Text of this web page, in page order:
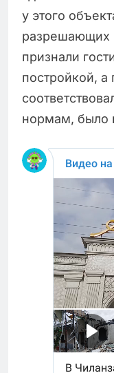
у этого
разрешающих
признали
постройкой, а
нормам, было